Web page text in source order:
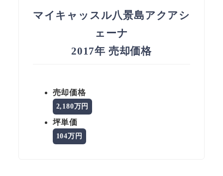
マイキャッスル八景島アクアシ
ェーナ
2017年 売却価格
売却価格
2,180万円
坪単価
104万円